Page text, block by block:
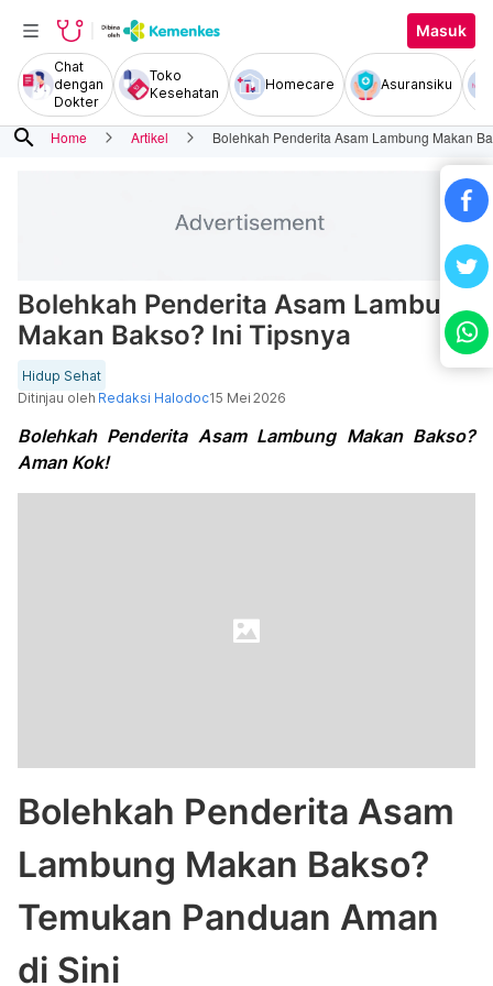
Masuk
Chat
dengan
Dokter
Toko
Kesehatan
Homecare Asuransiku
search Home Artikel Bolehkah Penderita Asam Lambung Makan
Bolehkah Penderita Asam Lambung
Makan Bakso? Ini Tipsnya
Hidup Sehat
Ditinjau oleh Redaksi Halodoc15 Mei 2026
Bolehkah Penderita Asam Lambung Makan Bakso?
Aman Kok!
Bolehkah Penderita Asam
Lambung Makan Bakso?
Temukan Panduan Aman
di Sini